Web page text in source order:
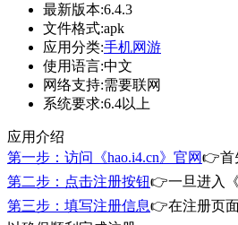
最新版本:6.4.3
文件格式:apk
应用分类:手机网游
使用语言:中文
网络支持:需要联网
系统要求:6.4以上
应用介绍
第一步：访问《hao.i4.cn》官网👉首
第二步：点击注册按钮👉一旦进入
第三步：填写注册信息👉在注册页